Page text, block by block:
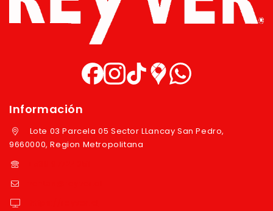
Información
Lote 03 Parcela 05 Sector LLancay San Pedro,
9660000, Region Metropolitana